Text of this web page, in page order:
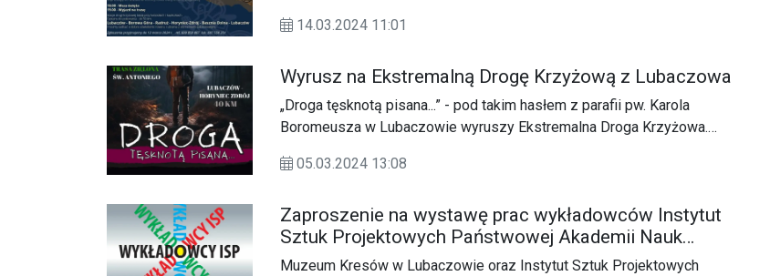
14.03.2024 11:01
Wyrusz na Ekstremalną Drogę Krzyżową z Lubaczowa
„Droga tęsknotą pisana...” - pod takim hasłem z parafii pw. Karola
Boromeusza w Lubaczowie wyruszy Ekstremalna Droga Krzyżowa.
kościele parafialnym.
05.03.2024 13:08
Zaproszenie na wystawę prac wykładowców Instytut
Sztuk Projektowych Państwowej Akademii Nauk
Stosowanych w Przemyślu
Muzeum Kresów w Lubaczowie oraz Instytut Sztuk Projektowych